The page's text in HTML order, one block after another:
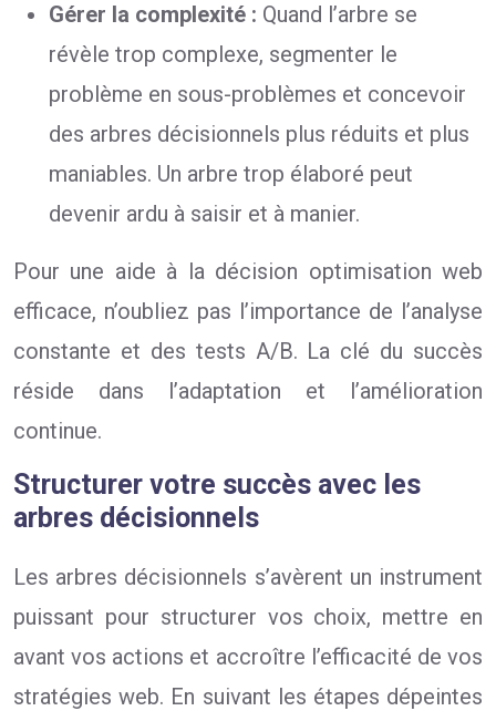
Gérer la complexité : Quand l’arbre se
révèle trop complexe, segmenter le
problème en sous-problèmes et concevoir
des arbres décisionnels plus réduits et plus
maniables. Un arbre trop élaboré peut
devenir ardu à saisir et à manier.
Pour une aide à la décision optimisation web
efficace, n’oubliez pas l’importance de l’analyse
constante et des tests A/B. La clé du succès
réside dans l’adaptation et l’amélioration
continue.
Structurer votre succès avec les
arbres décisionnels
Les arbres décisionnels s’avèrent un instrument
puissant pour structurer vos choix, mettre en
avant vos actions et accroître l’efficacité de vos
stratégies web. En suivant les étapes dépeintes